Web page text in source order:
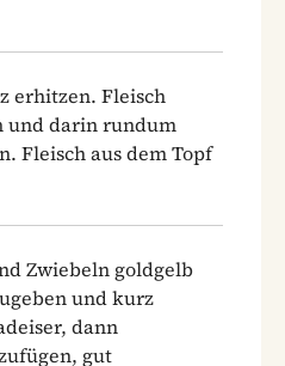
erhitzen. Fleisch
und darin rundum
Fleisch aus dem Topf
Zwiebeln goldgelb
und kurz
dann
gut